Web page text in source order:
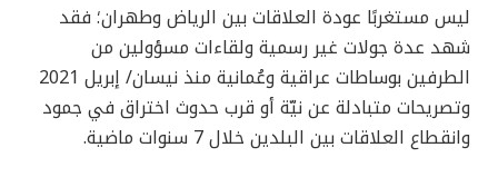
ليس مستغربًا عودة العلاقات بين الرياض وطهران؛ فقد
شهد عدة جولات غير رسمية ولقاءات مسؤولين من
الطرفين بوساطات عراقية وعُمانية منذ نيسان/ إبريل 2021
وتصريحات متبادلة عن نيّة أو قرب حدوث اختراق في جمود
وانقطاع العلاقات بين البلدين خلال 7 سنوات ماضية.